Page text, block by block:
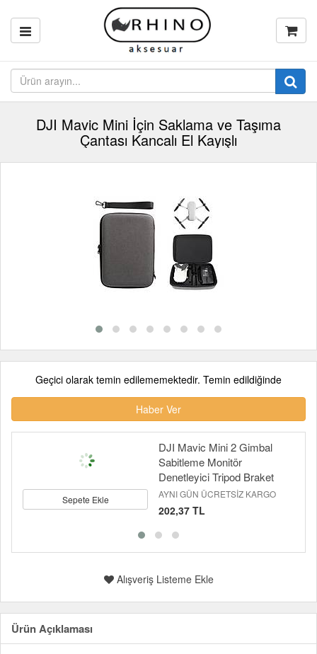
DJI Mavic Mini İçin Saklama ve Taşıma
Çantası Kancalı El Kayışlı
Geçici olarak temin edilememektedir. Temin edildiğinde
Haber Ver
Sepete Ekle
DJI Mavic Mini 2 Gimbal
Sabitleme Monitör
Denetleyici Tripod Braket
AYNI GÜN ÜCRETSİZ KARGO
202,37 TL
Alışveriş Listeme Ekle
Ürün Açıklaması